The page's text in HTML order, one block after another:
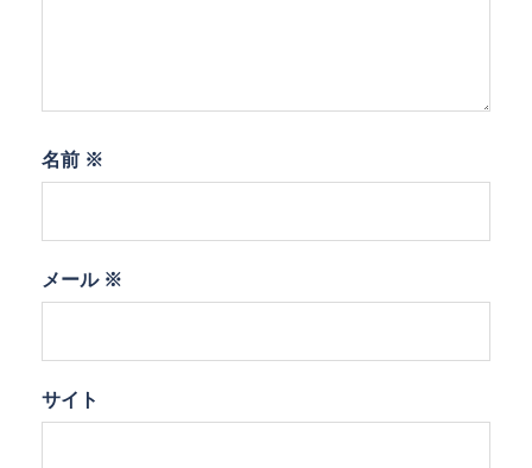
名前 ※
メール ※
サイト